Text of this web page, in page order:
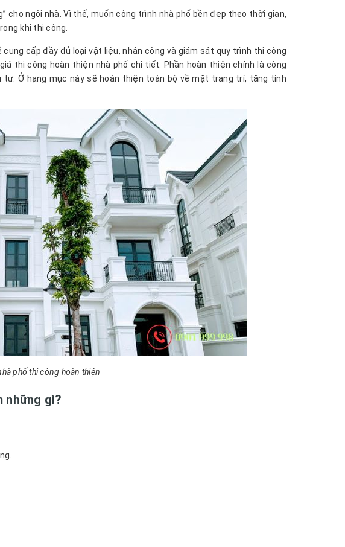
cho ngôi nhà. Vì thế, muốn công trình nhà phố bền đẹp theo thời gian,
khi thi công.
cấp đầy đủ loại vật liệu, nhân công và giám sát quy trình thi công
thi công hoàn thiện nhà phố chi tiết. Phần hoàn thiện chính là công
Ở hạng mục này sẽ hoàn thiện toàn bộ về mặt trang trí, tăng tính
phố thi công hoàn thiện
những gì?